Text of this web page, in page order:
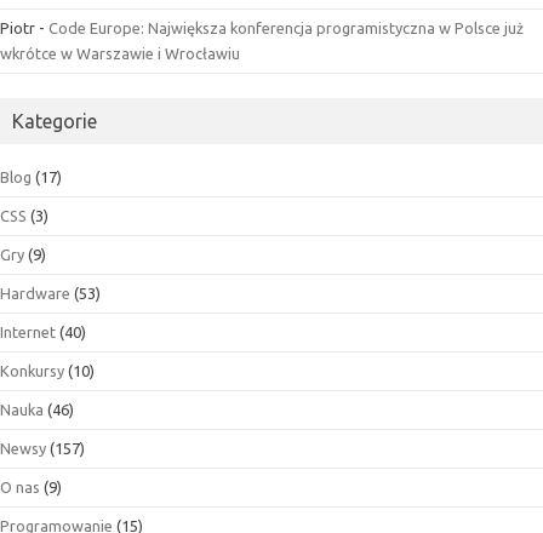
Piotr - Code Europe: Największa konferencja programistyczna w Polsce już
wkrótce w Warszawie i Wrocławiu
Kategorie
Blog (17)
CSS (3)
Gry (9)
Hardware (53)
Internet (40)
Konkursy (10)
Nauka (46)
Newsy (157)
O nas (9)
Programowanie (15)